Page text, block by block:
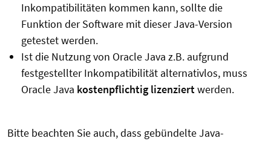
Inkompatibilitäten kommen kann, sollte die
Funktion der Software mit dieser Java-Version
getestet werden.
Ist die Nutzung von Oracle Java z.B. aufgrund
festgestellter Inkompatibilität alternativlos, muss
Oracle Java kostenpflichtig lizenziertwerden.
Bitte beachten Sie auch, dass gebündelte Java-